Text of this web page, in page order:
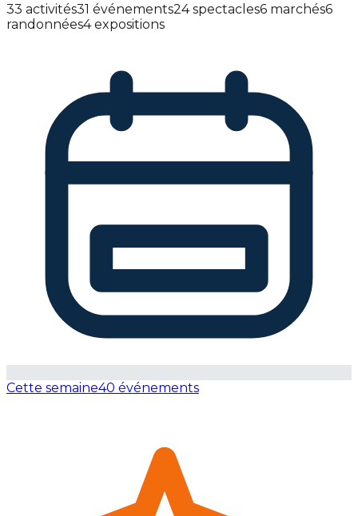
33 activités31 événements24 spectacles6 marchés6
randonnées4 expositions
Cette semaine40 événements